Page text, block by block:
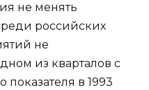
не менять
российских
не
из кварталов с
показателя в 1993